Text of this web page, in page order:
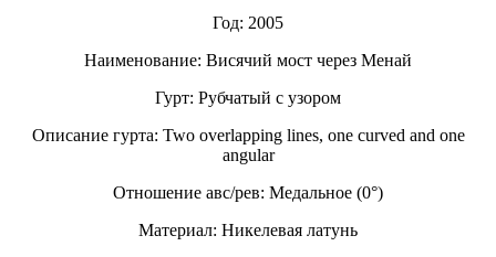
Год: 2005
Наименование: Висячий мост через Менай
Гурт: Рубчатый с узором
Описание гурта: Two overlapping lines, one curved and one
angular
Отношение авс/рев: Медальное (0°)
Материал: Никелевая латунь